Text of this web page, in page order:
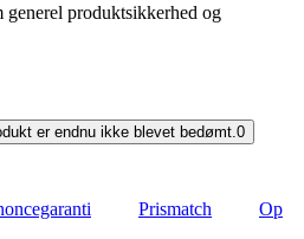
produktsikkerhed og
er endnu ikke blevet bedømt. 0
Prismatch
Op